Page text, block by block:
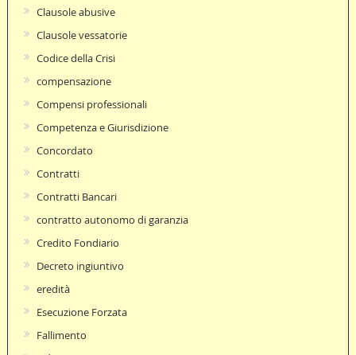
Clausole abusive
Clausole vessatorie
Codice della Crisi
compensazione
Compensi professionali
Competenza e Giurisdizione
Concordato
Contratti
Contratti Bancari
contratto autonomo di garanzia
Credito Fondiario
Decreto ingiuntivo
eredità
Esecuzione Forzata
Fallimento